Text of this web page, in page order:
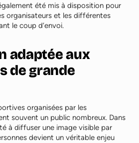
été mis à disposition pour
organisateurs et les différentes
le coup d’envoi.
adaptée aux
de grande
organisées par les
souvent un public nombreux. Dans
à diffuser une image visible par
devient un véritable enjeu